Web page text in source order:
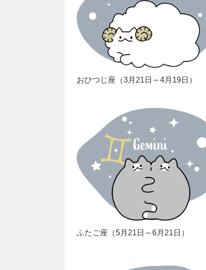
おひつじ座（3月21日～4月19日）
ふたご座（5月21日～6月21日）